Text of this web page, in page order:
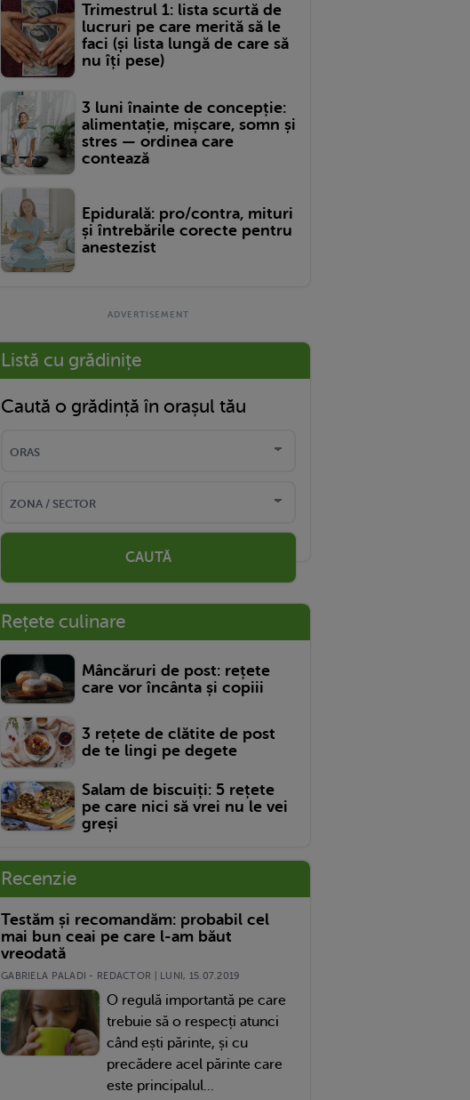
Trimestrul 1: lista scurtă de
lucruri pe care merită să le
faci (și lista lungă de care să
nu îți pese)
3 luni înainte de concepție:
alimentație, mișcare, somn și
stres — ordinea care
contează
Epidurală: pro/contra, mituri
și întrebările corecte pentru
anestezist
Listă cu grădinițe
Caută o grădință în orașul tău
CAUTĂ
Rețete culinare
Mâncăruri de post: rețete
care vor încânta și copiii
3 rețete de clătite de post
de te lingi pe degete
Salam de biscuiți: 5 rețete
pe care nici să vrei nu le vei
greși
Recenzie
Testăm și recomandăm: probabil cel
mai bun ceai pe care l-am băut
vreodată
GABRIELA PALADI - REDACTOR | LUNI, 15.07.2019
O regulă importantă pe care
trebuie să o respecți atunci
când ești părinte, și cu
precădere acel părinte care
este principalul...